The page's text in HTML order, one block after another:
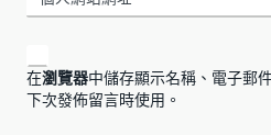
在瀏覽器中儲存顯示名稱、電子郵
下次發佈留言時使用。